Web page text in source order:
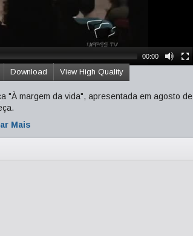
00:00
View High Quality
Download
"À margem da vida", apresentada em agosto de
Mais